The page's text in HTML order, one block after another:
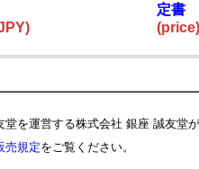
定書
を運営する株式会社 銀座 誠友堂
売規定をご覧ください。